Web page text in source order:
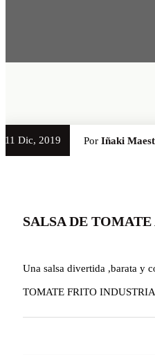
11 Dic, 2019 PorIñaki
SALSA DE
Una salsa divertida ,barata y
TOMATE FRITO